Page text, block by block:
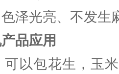
泽光亮、不发生
品应用
可以包花生，玉